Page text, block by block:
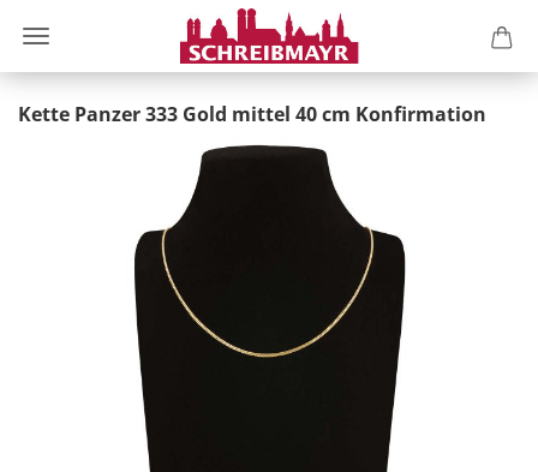
Kette Panzer 333 Gold mittel 40 cm Konfirmation